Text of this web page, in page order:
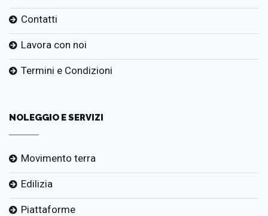
Contatti
Lavora con noi
Termini e Condizioni
NOLEGGIO E SERVIZI
Movimento terra
Edilizia
Piattaforme